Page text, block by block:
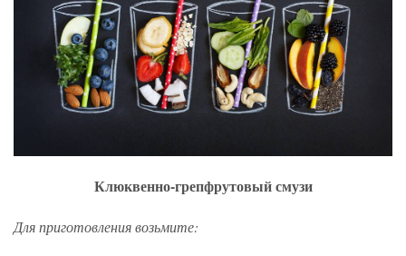
Клюквенно-грепфрутовый смузи
Для приготовления возьмите: